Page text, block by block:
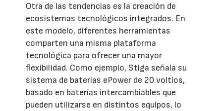
Otra de las tendencias es la creación de
ecosistemas tecnológicos integrados. En
este modelo, diferentes herramientas
comparten una misma plataforma
tecnológica para ofrecer una mayor
flexibilidad. Como ejemplo, Stiga señala su
sistema de baterías ePower de 20 voltios,
basado en baterías intercambiables que
pueden utilizarse en distintos equipos, lo